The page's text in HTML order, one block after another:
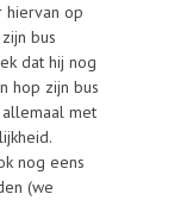
hiervan op
bus
dat hij nog
hop zijn bus
met
nog eens
(we